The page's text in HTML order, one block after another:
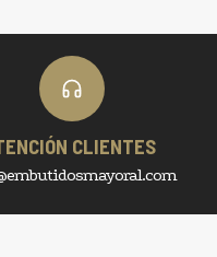
CLIENTES